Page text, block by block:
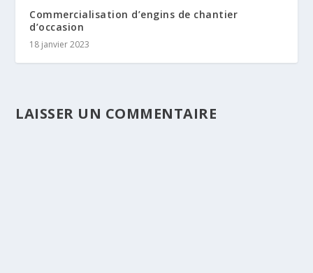
Commercialisation d’engins de chantier
d’occasion
18 janvier 2023
LAISSER UN COMMENTAIRE